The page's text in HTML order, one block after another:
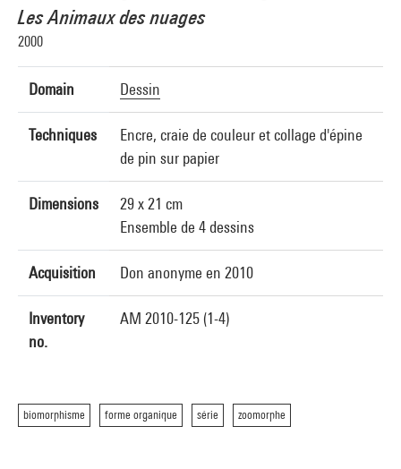
Les Animaux des nuages
2000
Domain Dessin
Techniques
Encre, craie de couleur et collage d'épine
de pin sur papier
Dimensions
29 x 21 cm
Ensemble de 4 dessins
Acquisition Don anonyme en 2010
Inventory
no.
AM 2010-125 (1-4)
biomorphisme forme organique série zoomorphe